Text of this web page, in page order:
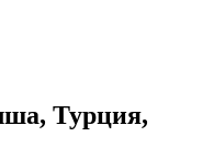
Турция,